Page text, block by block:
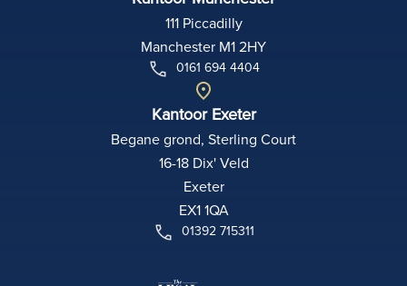
111 Piccadilly
Manchester M1 2HY
0161 694 4404
Kantoor Exeter
Begane grond, Sterling Court
16-18 Dix' Veld
Exeter
EX1 1QA
01392 715311